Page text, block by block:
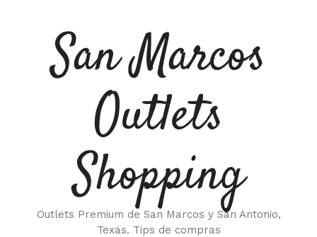
contenidoSan Marcos
Outlets
Shopping
Outlets Premium de San Marcos y San Antonio,
Texas. Tips de compras